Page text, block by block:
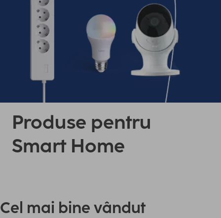
Produse pentru
Smart Home
Cel mai bine vândut